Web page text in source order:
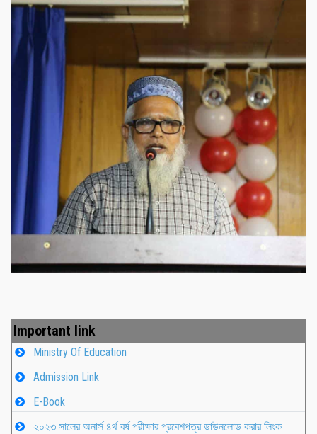
নবীনবরণ - ২০২৫
Important link
Ministry Of Education
Admission Link
E-Book
২০২৩ সালের অনার্স ৪র্থ বর্ষ পরীক্ষার প্রবেশপত্র ডাউনলোড করার লিংক